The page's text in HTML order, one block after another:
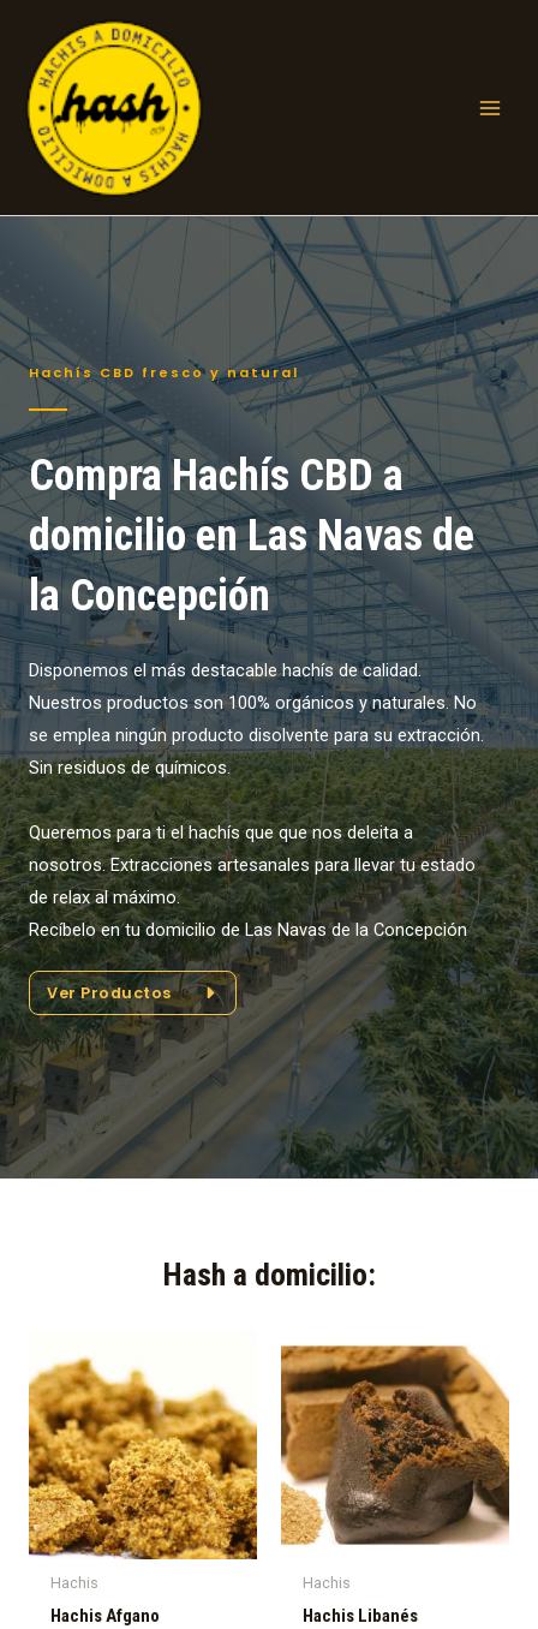
contenido
Hachís CBD fresco y natural
Compra Hachís CBD a
domicilio en Las Navas de
la Concepción
Disponemos el más destacable hachís de calidad.
Nuestros productos son 100% orgánicos y naturales. No
se emplea ningún producto disolvente para su extracción.
Sin residuos de químicos.
Queremos para ti el hachís que que nos deleita a
nosotros. Extracciones artesanales para llevar tu estado
de relax al máximo.
Recíbelo en tu domicilio de Las Navas de la Concepción
Ver Productos
Hash a domicilio:​
Hachis
Hachis Afgano
Hachis
Hachis Libanés